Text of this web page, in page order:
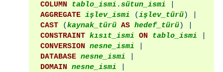
COLUMN
tablo_ismi .sütun_ismi
AGGREGATE işlev_ismi (işlev_türü) |
CAST (kaynak_türü AS hedef_türü) |
CONSTRAINT kısıt_ismi ON tablo_ismi
CONVERSION nesne_ismi
DATABASE nesne_ismi
DOMAIN nesne_ismi